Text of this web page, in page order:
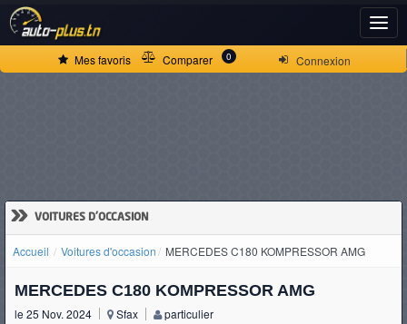
Connexion
Mes favoris Comparer 0
» VOITURES D'OCCASION
Accueil Voitures d'occasion MERCEDES C180 KOMPRESSOR AMG
MERCEDES C180 KOMPRESSOR AMG
le 25 Nov. 2024 Sfax particulier
ACCUEIL
D'OCCASION